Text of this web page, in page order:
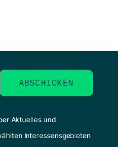
Aktuelles und
Interessensgebieten